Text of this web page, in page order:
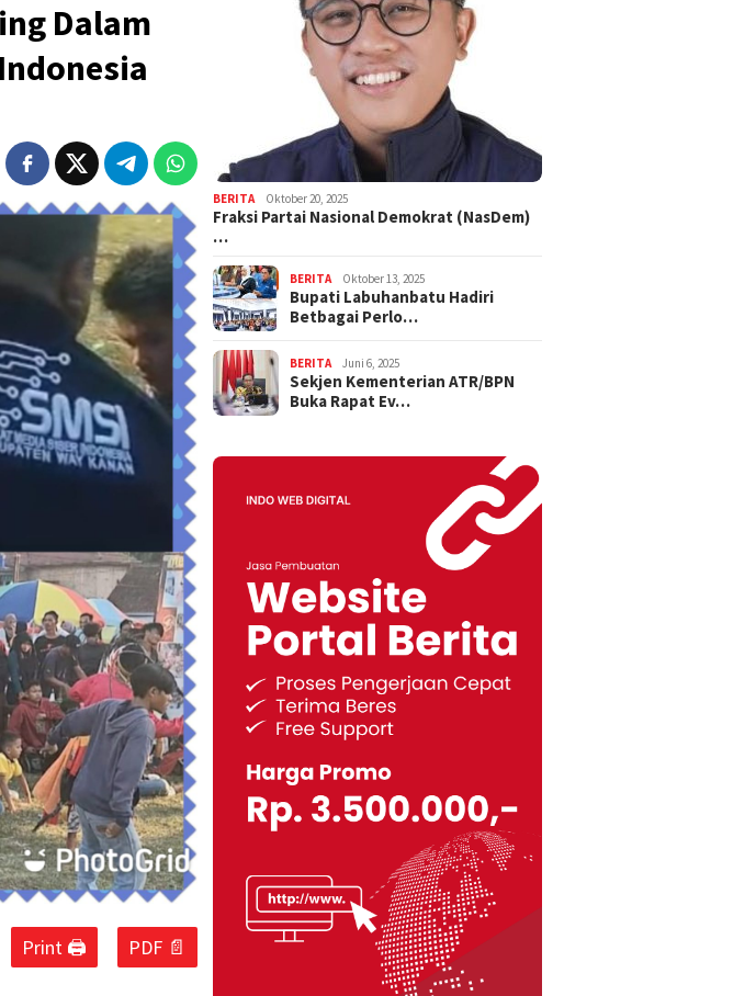
Dalam
Print 🖨 PDF 📄
BERITA Oktober 20, 2025
Fraksi Partai Nasional Demokrat (NasDem)
…
BERITA Oktober 13, 2025
Bupati Labuhanbatu Hadiri
Betbagai Perlo…
BERITA Juni 6, 2025
Sekjen Kementerian ATR/BPN
Buka Rapat Ev…